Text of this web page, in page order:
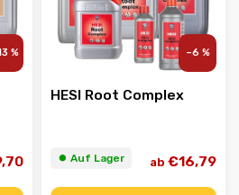
% –6 %
HESI Root Complex
⏺︎ Auf Lager ab €16,79